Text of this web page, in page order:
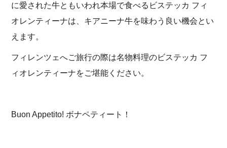
に愛された牛ともいわれ本場で食べるビステッカ フィ
オレンティーナは、キアニーナ牛を味わう良い機会とい
えます。
フィレンツェへご旅行の際は名物料理のビステッカ フ
ィオレンティーナをご堪能ください。
Buon Appetito! ボナペティート！